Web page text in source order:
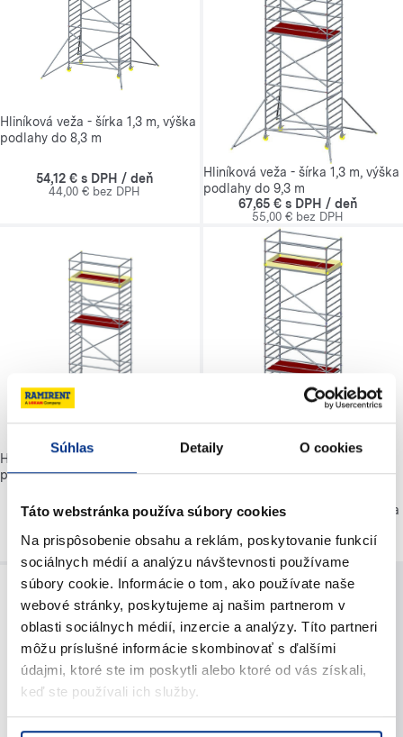
Súhlas Detaily O cookies
Táto webstránka používa súbory cookies
Na prispôsobenie obsahu a reklám, poskytovanie funkcií
sociálnych médií a analýzu návštevnosti používame
súbory cookie. Informácie o tom, ako používate naše
webové stránky, poskytujeme aj našim partnerom v
oblasti sociálnych médií, inzercie a analýzy. Títo partneri
môžu príslušné informácie skombinovať s ďalšími
údajmi, ktoré ste im poskytli alebo ktoré od vás získali,
keď ste používali ich služby.
Hliníková veža - šírka 1,3 m, výška
podlahy do 8,3 m
54,12 € s DPH / deň
44,00 € bez DPH
Hliníková veža - šírka 1,3 m, výška
podlahy do 9,3 m
67,65 € s DPH / deň
55,00 € bez DPH
Hliníková veža - šírka 1,3 m, výška
podlahy do 10,3 m
67,65 € s DPH / deň
Hliníková veža - šírka 1,3 m, výška
79,95 € s DPH / deň
65,00 € bez DPH